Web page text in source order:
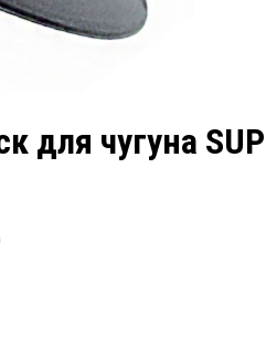
чугуна